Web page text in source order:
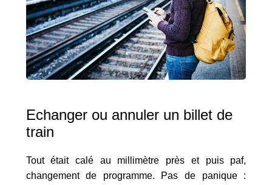
Echanger ou annuler un billet de
train
Tout était calé au millimètre près et puis paf,
changement de programme. Pas de panique :